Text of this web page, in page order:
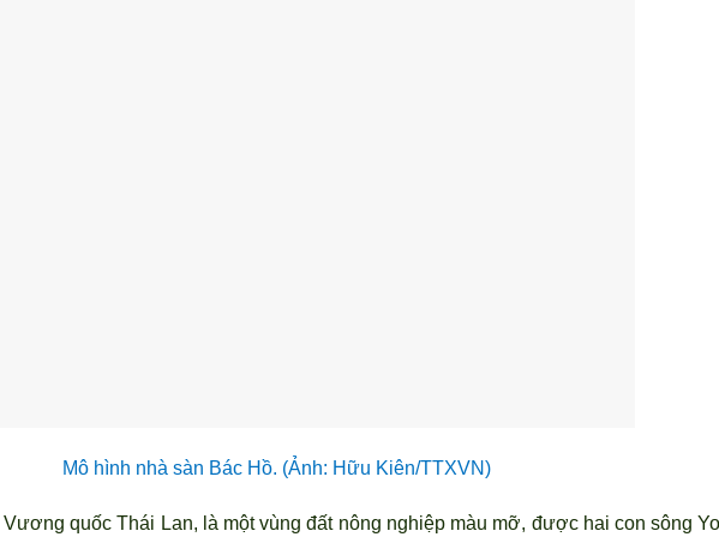
Mô hình nhà sàn Bác Hồ. (Ảnh: Hữu Kiên/TTXVN)
quốc Thái Lan, là một vùng đất nông nghiệp màu mỡ, được hai con sông